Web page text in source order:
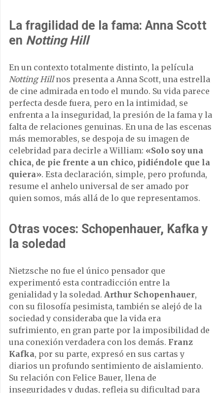
La fragilidad de la fama: Anna Scott
en Notting Hill
En un contexto totalmente distinto, la película
Notting Hillnos presenta a Anna Scott, una estrella
de cine admirada en todo el mundo. Su vida parece
perfecta desde fuera, pero en la intimidad, se
enfrenta a la inseguridad, la presión de la fama y la
falta de relaciones genuinas. En una de las escenas
más memorables, se despoja de su imagen de
celebridad para decirle a William: «Solo soy una
chica, de pie frente a un chico, pidiéndole que la
quiera». Esta declaración, simple, pero profunda,
resume el anhelo universal de ser amado por
quien somos, más allá de lo que representamos.
Otras voces: Schopenhauer, Kafka y
la soledad
Nietzsche no fue el único pensador que
experimentó esta contradicción entre la
genialidad y la soledad. Arthur Schopenhauer,
con su filosofía pesimista, también se alejó de la
sociedad y consideraba que la vida era
sufrimiento, en gran parte por la imposibilidad de
una conexión verdadera con los demás. Franz
Kafka, por su parte, expresó en sus cartas y
diarios un profundo sentimiento de aislamiento.
Su relación con Felice Bauer, llena de
inseguridades y dudas, refleja su dificultad para